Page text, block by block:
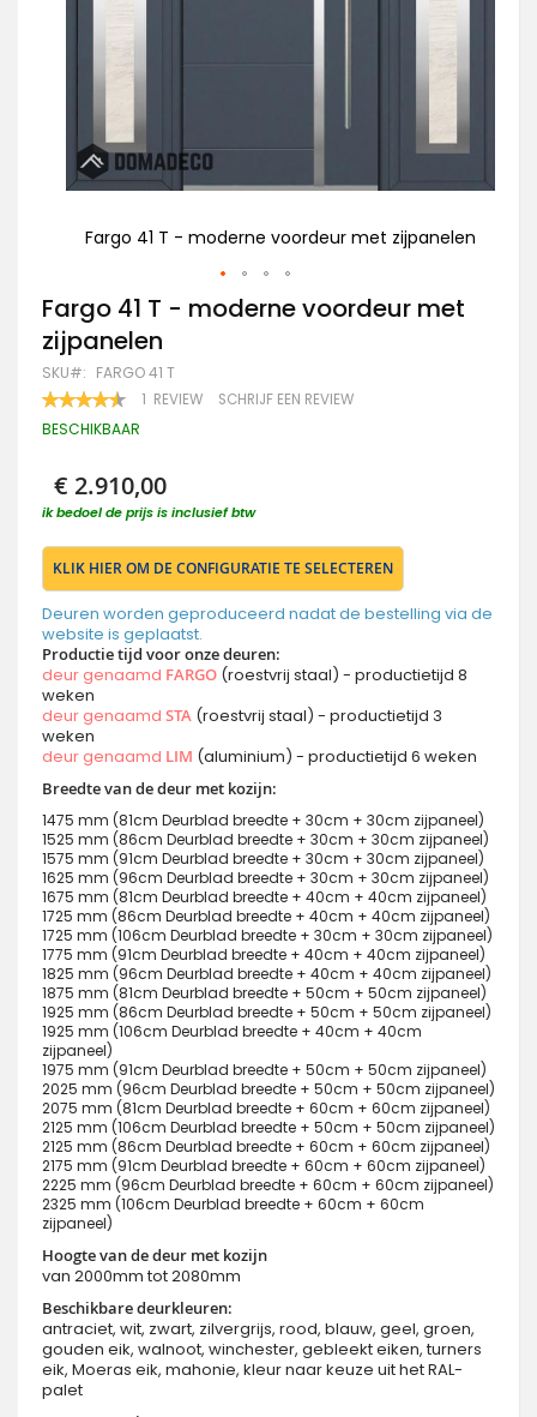
Fargo 41 T - moderne voordeur met zijpanelen
Ga
naar
het
begin
van
de
afbeeldingen-
Fargo 41 T - moderne voordeur met
zijpanelen
SKU FARGO 41 T
WAARDERING:1 REVIEW SCHRIJF EEN REVIEW
BESCHIKBAAR
€ 2.910,00
ik bedoel de prijs is inclusief btw
KLIK HIER OM DE CONFIGURATIE TE SELECTEREN
Deuren worden geproduceerd nadat de bestelling via de
website is geplaatst.
Productie tijd voor onze deuren:
deur genaamd FARGO (roestvrij staal) - productietijd 8
weken
deur genaamd STA (roestvrij staal) - productietijd 3
weken
deur genaamd LIM (aluminium) - productietijd 6 weken
Breedte van de deur met kozijn:
1475 mm (81cm Deurblad breedte + 30cm + 30cm zijpaneel)
1525 mm (86cm Deurblad breedte + 30cm + 30cm zijpaneel)
1575 mm (91cm Deurblad breedte + 30cm + 30cm zijpaneel)
1625 mm (96cm Deurblad breedte + 30cm + 30cm zijpaneel)
1675 mm (81cm Deurblad breedte + 40cm + 40cm zijpaneel)
1725 mm (86cm Deurblad breedte + 40cm + 40cm zijpaneel)
1725 mm (106cm Deurblad breedte + 30cm + 30cm zijpaneel)
1775 mm (91cm Deurblad breedte + 40cm + 40cm zijpaneel)
1825 mm (96cm Deurblad breedte + 40cm + 40cm zijpaneel)
1875 mm (81cm Deurblad breedte + 50cm + 50cm zijpaneel)
1925 mm (86cm Deurblad breedte + 50cm + 50cm zijpaneel)
1925 mm (106cm Deurblad breedte + 40cm + 40cm
zijpaneel)
1975 mm (91cm Deurblad breedte + 50cm + 50cm zijpaneel)
2025 mm (96cm Deurblad breedte + 50cm + 50cm zijpaneel)
2075 mm (81cm Deurblad breedte + 60cm + 60cm zijpaneel)
2125 mm (106cm Deurblad breedte + 50cm + 50cm zijpaneel)
2125 mm (86cm Deurblad breedte + 60cm + 60cm zijpaneel)
2175 mm (91cm Deurblad breedte + 60cm + 60cm zijpaneel)
2225 mm (96cm Deurblad breedte + 60cm + 60cm zijpaneel)
2325 mm (106cm Deurblad breedte + 60cm + 60cm
zijpaneel)
Hoogte van de deur met kozijn
van 2000mm tot 2080mm
Beschikbare deurkleuren:
antraciet, wit, zwart, zilvergrijs, rood, blauw, geel, groen,
gouden eik, walnoot, winchester, gebleekt eiken, turners
eik, Moeras eik, mahonie, kleur naar keuze uit het RAL-
palet